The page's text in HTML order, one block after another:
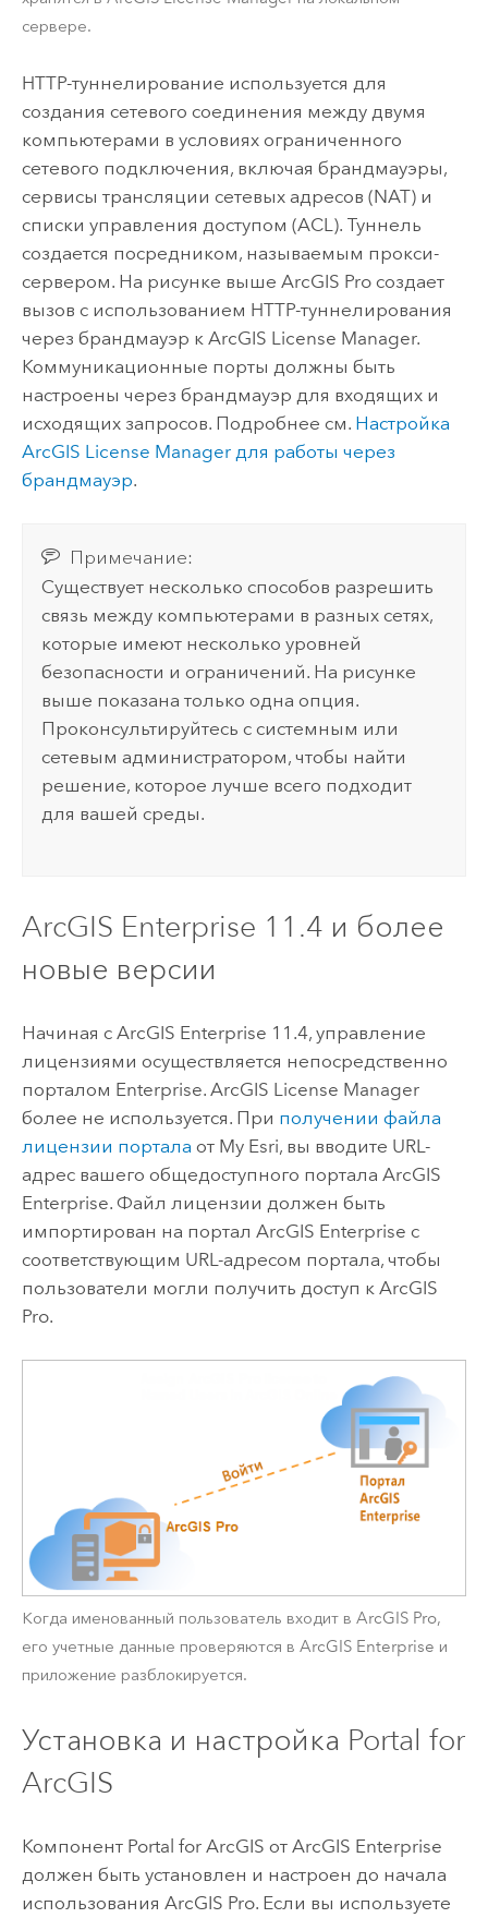
сервере.
HTTP-туннелирование используется для
создания сетевого соединения между двумя
компьютерами в условиях ограниченного
сетевого подключения, включая брандмауэры,
сервисы трансляции сетевых адресов (NAT) и
списки управления доступом (ACL). Туннель
создается посредником, называемым прокси-
сервером. На рисунке выше ArcGIS Proсоздает
вызов с использованием HTTP-туннелирования
через брандмауэр к ArcGIS License Manager.
Коммуникационные порты должны быть
настроены через брандмауэр для входящих и
исходящих запросов. Подробнее см. Настройка
ArcGIS License Managerдля работы через
брандмауэр.
Примечание:
Существует несколько способов разрешить
связь между компьютерами в разных сетях,
которые имеют несколько уровней
безопасности и ограничений. На рисунке
выше показана только одна опция.
Проконсультируйтесь с системным или
сетевым администратором, чтобы найти
решение, которое лучше всего подходит
для вашей среды.
ArcGIS Enterprise 11.4 и более
новые версии
Начиная с ArcGIS Enterprise 11.4, управление
лицензиями осуществляется непосредственно
порталом Enterprise. ArcGIS License Manager
более не используется. При получении файла
лицензии портала от My Esri, вы вводите URL-
адрес вашего общедоступного портала ArcGIS
Enterprise. Файл лицензии должен быть
импортирован на портал ArcGIS Enterprise с
соответствующим URL-адресом портала, чтобы
пользователи могли получить доступ к ArcGIS
Pro.
Когда именованный пользователь входит в ArcGIS Pro,
его учетные данные проверяются в ArcGIS Enterprise и
приложение разблокируется.
Установка и настройка Portal for
ArcGIS
Компонент Portal for ArcGIS от ArcGIS Enterprise
должен быть установлен и настроен до начала
использования ArcGIS Pro. Если вы используете